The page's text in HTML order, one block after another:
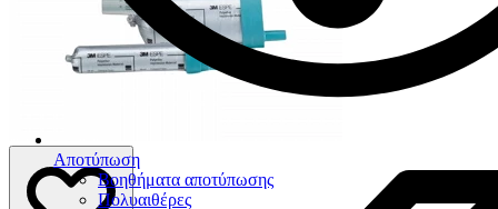
Αποτύπωση
Βοηθήματα αποτύπωσης
Πολυαιθέρες